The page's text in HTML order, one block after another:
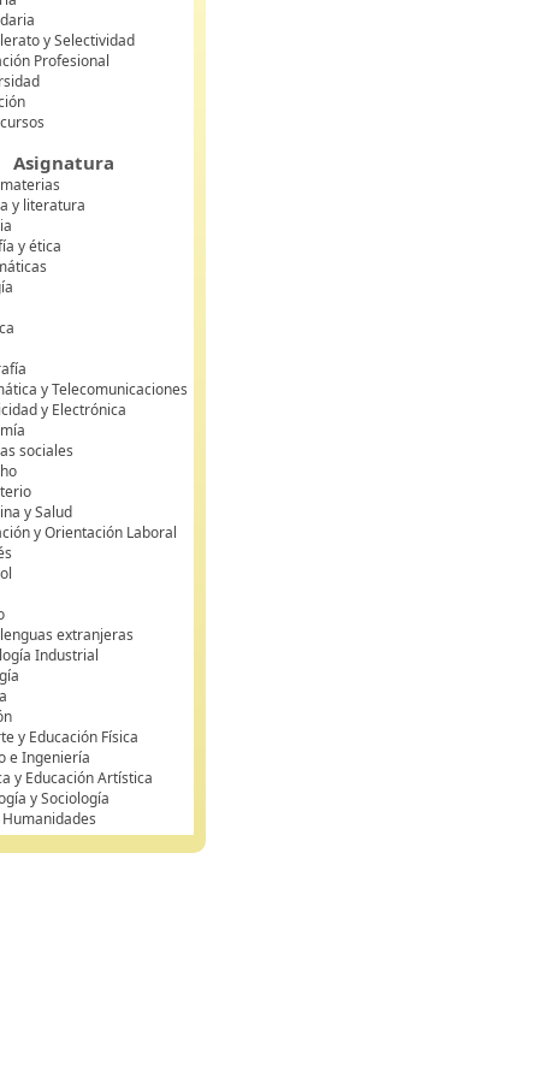
y Selectividad
Profesional
Asignatura
y literatura
y ética
y Telecomunicaciones
y Electrónica
sociales
y Salud
y Orientación Laboral
extranjeras
Industrial
y Educación Física
e Ingeniería
y Educación Artística
y Sociología